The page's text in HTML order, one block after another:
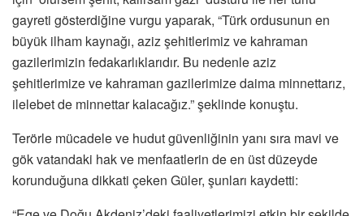
gayreti gösterdiğine vurgu yaparak, “Türk ordusunun en
büyük ilham kaynağı, aziz şehitlerimiz ve kahraman
gazilerimizin fedakarlıklarıdır. Bu nedenle aziz
şehitlerimize ve kahraman gazilerimize daima minnettarız,
ilelebet de minnettar kalacağız.” şeklinde konuştu.
Terörle mücadele ve hudut güvenliğinin yanı sıra mavi ve
gök vatandaki hak ve menfaatlerin de en üst düzeyde
korunduğuna dikkati çeken Güler, şunları kaydetti: